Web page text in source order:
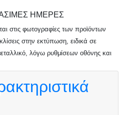
ΗΜΕΡΕΣ
στις φωτογραφίες των προϊόντων
στην εκτύπωση, ειδικά σε
λόγω ρυθμίσεων οθόνης και